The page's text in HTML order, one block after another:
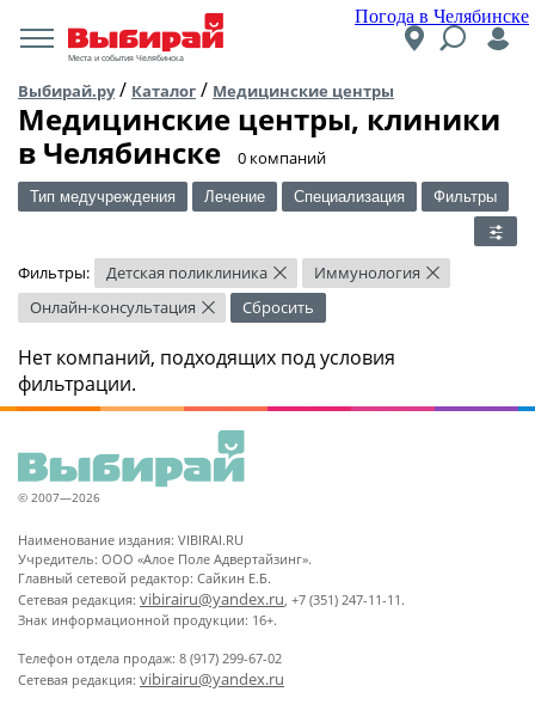
Погода в Челябинске
Места и события Челябинска
Выбирай.ру/ Каталог / Медицинские центры
Медицинские центры, клиники
в Челябинске
​0 компаний
Тип медучреждения Лечение Специализация Фильтры
Фильтры: Детская поликлиника × Иммунология ×
Онлайн-консультация × Сбросить
Нет компаний, подходящих под условия
фильтрации.
© 2007—2026
Наименование издания: VIBIRAI.RU
Учредитель: ООО «Алое Поле Адвертайзинг».
Главный сетевой редактор: Сайкин Е.Б.
Сетевая редакция: vibirairu@yandex.ru, +7 (351) 247-11-11.
Знак информационной продукции: 16+.
Телефон отдела продаж: 8 (917) 299-67-02
Сетевая редакция: vibirairu@yandex.ru